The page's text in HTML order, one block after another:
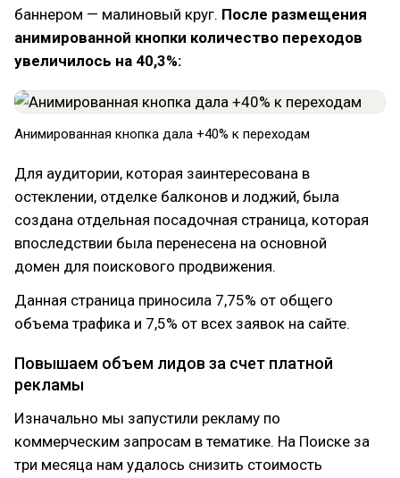
баннером — малиновый круг. После размещения
анимированной кнопки количество переходов
увеличилось на 40,3%:
Анимированная кнопка дала +40% к переходам
Для аудитории, которая заинтересована в
остеклении, отделке балконов и лоджий, была
создана отдельная посадочная страница, которая
впоследствии была перенесена на основной
домен для поискового продвижения.
Данная страница приносила 7,75% от общего
объема трафика и 7,5% от всех заявок на сайте.
Повышаем объем лидов за счет платной
рекламы
Изначально мы запустили рекламу по
коммерческим запросам в тематике. На Поиске за
три месяца нам удалось снизить стоимость